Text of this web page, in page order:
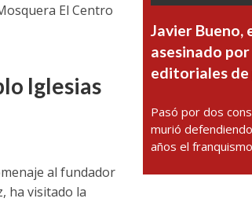
El Centro
Iglesias
al fundador
ha visitado la
Javier Bueno,
asesinado
editoriales de
Pasó por dos
murió
años el